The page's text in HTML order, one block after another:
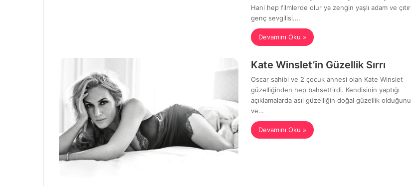
Hani hep filmlerde olur ya zengin yaşlı adam ve çıtır
genç sevgilisi.…
Devamını Oku »
Kate Winslet’in Güzellik Sırrı
Oscar sahibi ve 2 çocuk annesi olan Kate Winslet
güzelliğinden hep bahsettirdi. Kendisinin yaptığı
açıklamalarda asıl güzelliğin doğal güzellik olduğunu
ve…
Devamını Oku »